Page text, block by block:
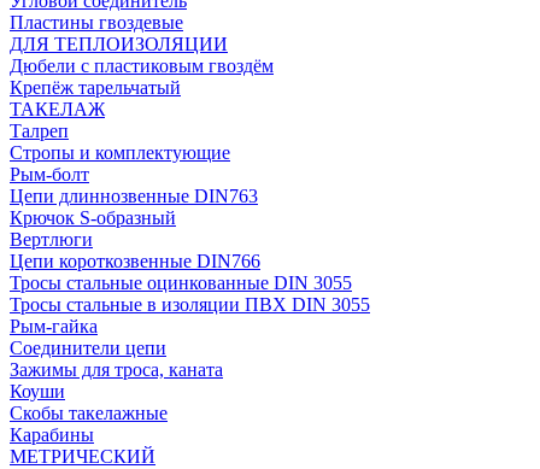
Пластины гвоздевые
ДЛЯ ТЕПЛОИЗОЛЯЦИИ
Дюбели с пластиковым гвоздём
Крепёж тарельчатый
ТАКЕЛАЖ
Талреп
Стропы и комплектующие
Рым-болт
Цепи длиннозвенные DIN763
Крючок S-образный
Вертлюги
Цепи короткозвенные DIN766
Тросы стальные оцинкованные DIN 3055
Тросы стальные в изоляции ПВХ DIN 3055
Рым-гайка
Соединители цепи
Зажимы для троса, каната
Коуши
Скобы такелажные
Карабины
МЕТРИЧЕСКИЙ